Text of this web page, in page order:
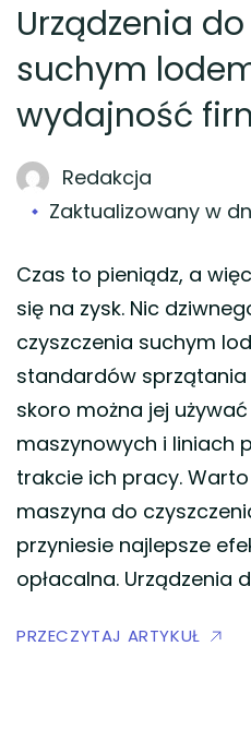
Urządzenia
suchym
wydajność
Redakcja
Zaktualizowany w
Czas to pieniądz, a
się na zysk. Nic
czyszczenia suchym
standardów sprzątania
skoro można jej
maszynowych i liniach
trakcie ich pracy.
maszyna do
przyniesie najlepsze
opłacalna. Urządzenia
PRZECZYTAJ ARTYKUŁ